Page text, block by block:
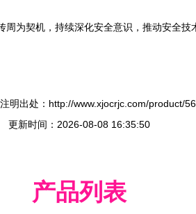
为契机，持续深化安全意识，推动安全
明出处：http://www.xjocrjc.com/product/
更新时间：2026-08-08 16:35:50
产品列表